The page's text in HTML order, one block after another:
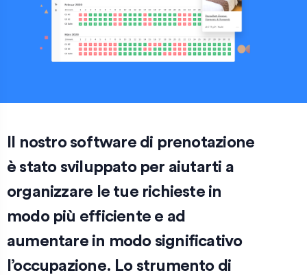
Il nostro software di prenotazione
è stato sviluppato per aiutarti a
organizzare le tue richieste in
modo più efficiente e ad
aumentare in modo significativo
l’occupazione. Lo strumento di